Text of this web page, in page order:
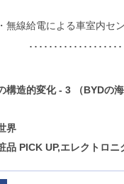
無線給電による車室内セ
･･･････････････
構造的変化 - 3 （BYDの
界
品 PICK UP,エレクトロ